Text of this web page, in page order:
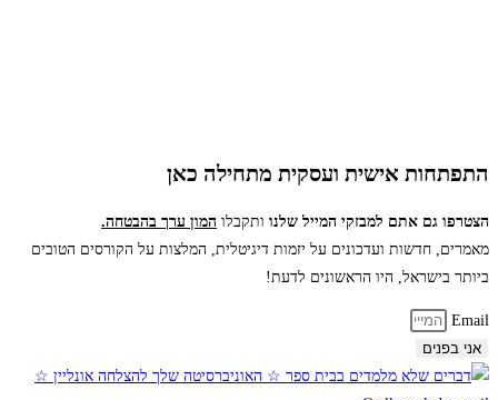
התפתחות אישית ועסקית מתחילה כאן
הצטרפו גם אתם למבזקי המייל שלנו ותקבלו המון ערך בהבטחה.
מאמרים, חדשות ועדכונים על יזמות דיגיטלית, המלצות על הקורסים הטובים
ביותר בישראל, היו הראשונים לדעת!
Email
אני בפנים